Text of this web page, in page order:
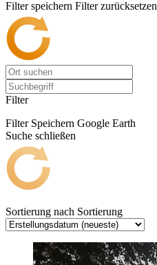
Filter speichern Filter zurücksetzen
Filter
Filter Speichern Google Earth
Suche schließen
Sortierung nach Sortierung